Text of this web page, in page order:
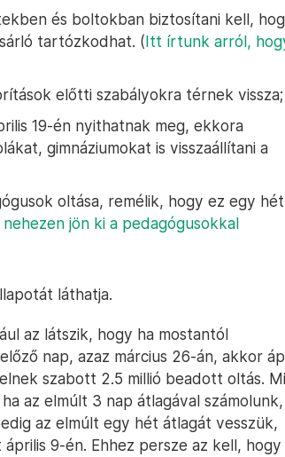
és boltokban biztosítani kell,
tartózkodhat. (Itt írtunk arról,
előtti szabályokra térnek vissza;
19-én nyithatnak meg, ekkora
gimnáziumokat is visszaállítani a
oltása, remélik, hogy ez egy hét
jön ki a pedagógusokkal
láthatja.
az látszik, hogy ha mostantól
nap, azaz március 26-án, akkor
szabott 2.5 millió beadott oltás.
az elmúlt 3 nap átlagával számolunk,
az elmúlt egy hét átlagát vesszük,
9-én. Ehhez persze az kell, hogy